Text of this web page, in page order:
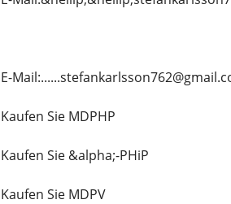
E-
Kaufen Sie MDPHP
Kaufen Sie &alpha;-PHiP
Kaufen Sie MDPV